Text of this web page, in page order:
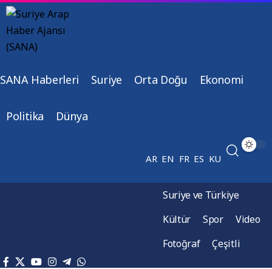
SANA Haberleri Suriye Orta Doğu Ekonomi
Politika Dünya
AR EN FR ES KU
Suriye ve Türkiye
Kültür
Spor
Video
Fotoğraf
Çeşitli